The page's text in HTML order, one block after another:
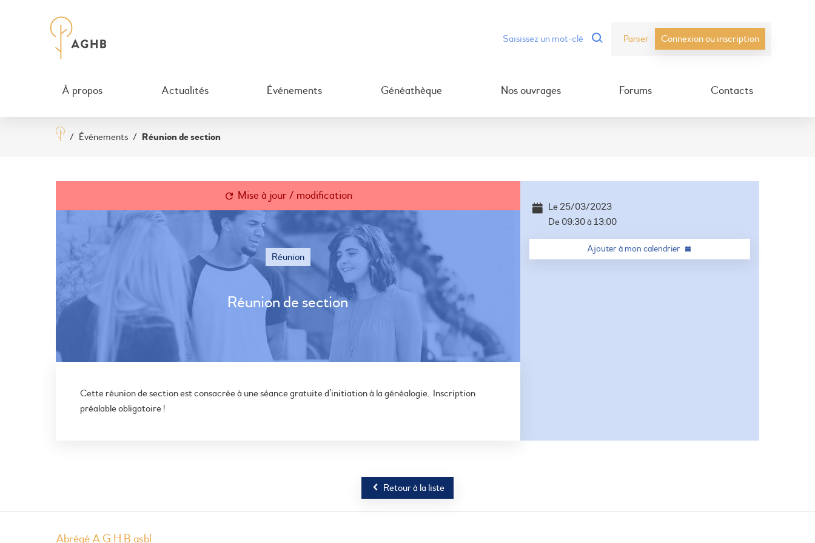
Panier Connexion ou inscription
À propos Actualités Événements Généathèque Nos ouvrages Forums Contacts
/ Événements / Réunion de section
Mise à jour / modification
Réunion
Réunion de section
Cette réunion de section est consacrée à une séance gratuite d’initiation à la généalogie. Inscription
préalable obligatoire !
Le 25/03/2023
De 09:30à 13:00
Ajouter à mon calendrier
Retour à la liste
Abrégé A.G.H.B asbl